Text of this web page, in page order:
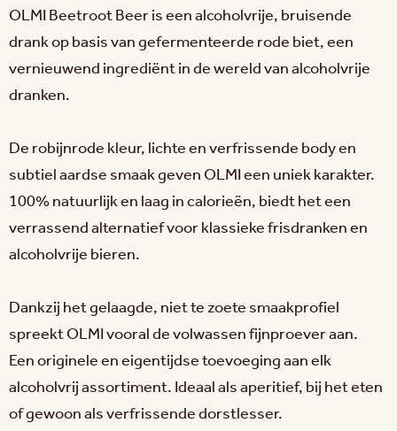
OLMI Beetroot Beer is een alcoholvrije, bruisende
drank op basis van gefermenteerde rode biet, een
vernieuwend ingrediënt in de wereld van alcoholvrije
dranken.
De robijnrode kleur, lichte en verfrissende body en
subtiel aardse smaak geven OLMI een uniek karakter.
100% natuurlijk en laag in calorieën, biedt het een
verrassend alternatief voor klassieke frisdranken en
alcoholvrije bieren.
Dankzij het gelaagde, niet te zoete smaakprofiel
spreekt OLMI vooral de volwassen fijnproever aan.
Een originele en eigentijdse toevoeging aan elk
alcoholvrij assortiment. Ideaal als aperitief, bij het eten
of gewoon als verfrissende dorstlesser.